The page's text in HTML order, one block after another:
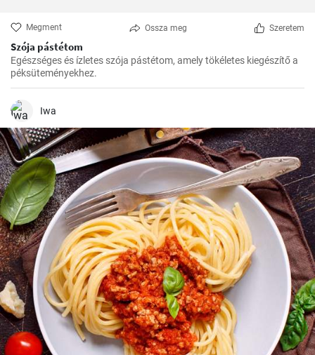
Megment Ossza meg Szeretem
Szója pástétom
Egészséges és ízletes szója pástétom, amely tökéletes kiegészítő a
péksüteményekhez.
Iwa